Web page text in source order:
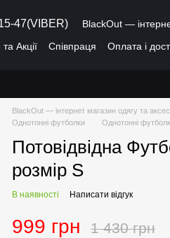
47(VIBER)
BlackOut —
та Акції Співпраця Оплата і
BlackOut — інтернет магазин одягу та
Однотонні футболки
Однотонні
Потовідвідна
розмір S
В наявності Написати відгук
999 грн 1 430 грн